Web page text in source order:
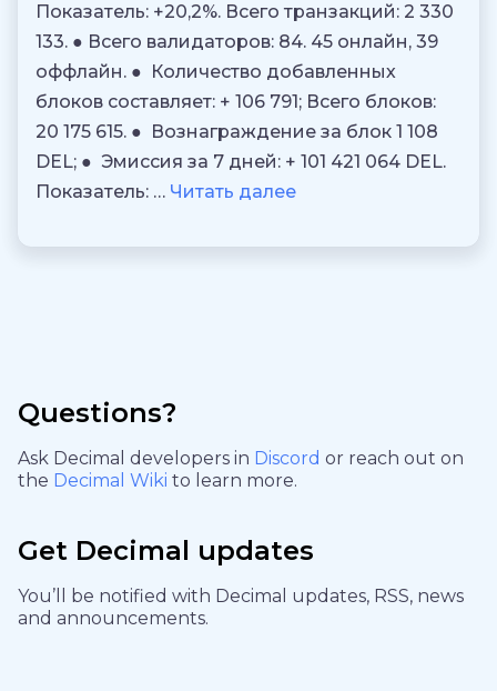
Показатель: +20,2%. Всего транзакций: 2 330
133. ● Всего валидаторов: 84. 45 онлайн, 39
оффлайн. ● Количество добавленных
блоков составляет: + 106 791; Всего блоков:
20 175 615. ● Вознаграждение за блок 1 108
DEL; ● Эмиссия за 7 дней: + 101 421 064 DEL.
Показатель: … Читать далее
Questions?
Ask Decimal developers in Discord or reach out on
the Decimal Wiki to learn more.
Get Decimal updates
You’ll be notified with Decimal updates, RSS, news
and announcements.